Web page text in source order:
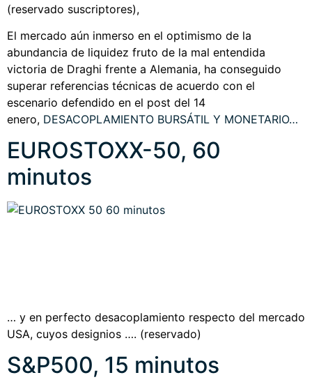
(reservado suscriptores),
El mercado aún inmerso en el optimismo de la
abundancia de liquidez fruto de la mal entendida
victoria de Draghi frente a Alemania, ha conseguido
superar referencias técnicas de acuerdo con el
escenario defendido en el post del 14
enero, DESACOPLAMIENTO BURSÁTIL Y MONETARIO…
EUROSTOXX-50, 60
minutos
… y en perfecto desacoplamiento respecto del mercado
USA, cuyos designios …. (reservado)
S&P500, 15 minutos